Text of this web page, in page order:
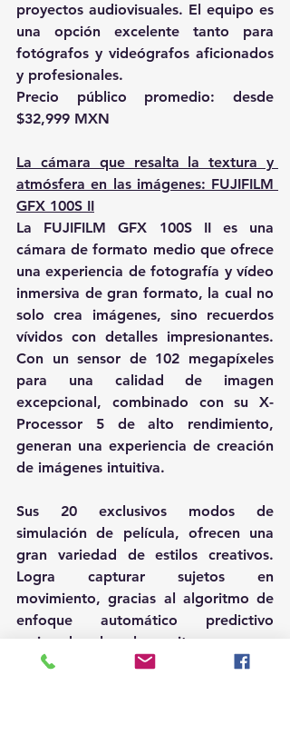
proyectos audiovisuales. El equipo es
una opción excelente tanto para
fotógrafos y videógrafos aficionados
y profesionales.
Precio público promedio: desde
$32,999 MXN
La cámara que resalta la textura y
atmósfera en las imágenes: FUJIFILM
GFX 100S II
La FUJIFILM GFX 100S II es una
cámara de formato medio que ofrece
una experiencia de fotografía y vídeo
inmersiva de gran formato, la cual no
solo crea imágenes, sino recuerdos
vívidos con detalles impresionantes.
Con un sensor de 102 megapíxeles
para una calidad de imagen
excepcional, combinado con su X-
Processor 5 de alto rendimiento,
generan una experiencia de creación
de imágenes intuitiva.
Sus 20 exclusivos modos de
simulación de película, ofrecen una
gran variedad de estilos creativos.
Logra capturar sujetos en
movimiento, gracias al algoritmo de
enfoque automático predictivo
mejorado, el cual permite una mayor
precisión de enfoque automático,